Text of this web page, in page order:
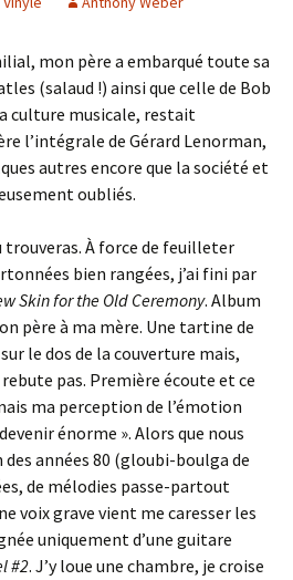
mon père a embarqué toute sa
(salaud !) ainsi que celle de Bob
culture musicale, restait
l’intégrale de Gérard Lenorman,
autres encore que la société et
oubliés.
trouveras. À force de feuilleter
bien rangées, j’ai fini par
Skin for the Old Ceremony. Album
père à ma mère. Une tartine de
le dos de la couverture mais,
pas. Première écoute et ce
ma perception de l’émotion
énorme ». Alors que nous
années 80 (gloubi-boulga de
de mélodies passe-partout
voix grave vient me caresser les
uniquement d’une guitare
#2. J’y loue une chambre, je croise